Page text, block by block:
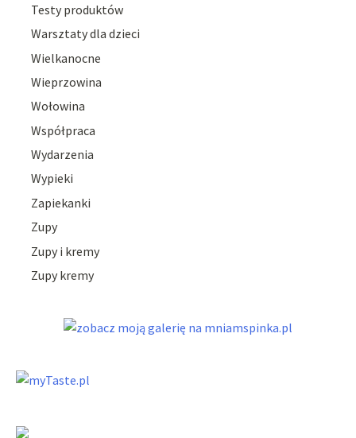
Testy produktów
Warsztaty dla dzieci
Wielkanocne
Wieprzowina
Wołowina
Współpraca
Wydarzenia
Wypieki
Zapiekanki
Zupy
Zupy i kremy
Zupy kremy